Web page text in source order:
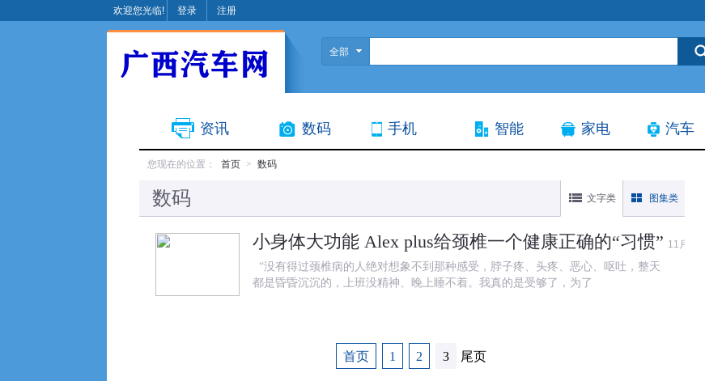
欢迎您光临! 登录 注册
全部
资讯 数码 手机 智能 家电 汽车
您现在的位置： 首页 > 数码
数码 文字类 图集类
小身体大功能 Alex plus给颈椎一个健康正确的“习惯” 11月24日
“没有得过颈椎病的人绝对想象不到那种感受，脖子疼、头疼、恶心、呕吐，整天
都是昏昏沉沉的，上班没精神、晚上睡不着。我真的是受够了，为了
首页 1 2 3 尾页